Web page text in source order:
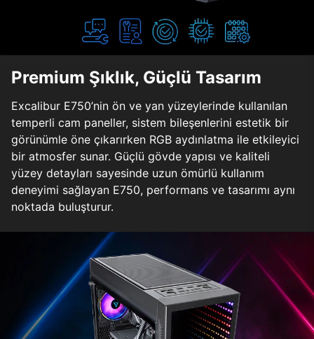
Premium Şıklık, Güçlü Tasarım
Excalibur E750’nin ön ve yan yüzeylerinde kullanılan
temperli cam paneller, sistem bileşenlerini estetik bir
görünümle öne çıkarırken RGB aydınlatma ile etkileyici
bir atmosfer sunar. Güçlü gövde yapısı ve kaliteli
yüzey detayları sayesinde uzun ömürlü kullanım
deneyimi sağlayan E750, performans ve tasarımı aynı
noktada buluşturur.